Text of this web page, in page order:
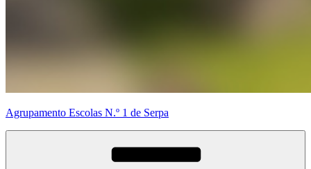
Agrupamento Escolas N.º 1 de Serpa